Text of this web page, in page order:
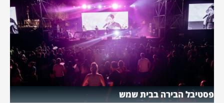
פסטיבל הבירה בבית שמש